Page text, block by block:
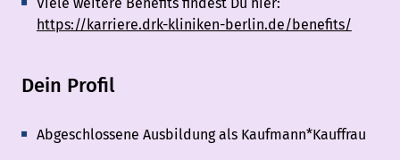
https://karriere.drk-kliniken-berlin.de/benefits/
Dein Profil
Abgeschlossene Ausbildung als Kaufmann*Kauffrau